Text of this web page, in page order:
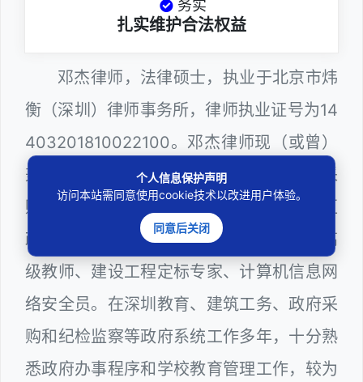
务实
扎实维护合法权益
邓杰律师，法律硕士，执业于北京市炜
衡（深圳）律师事务所，律师执业证号为14
403201810022100。邓杰律师现（或曾）
兼任深圳市人民政府听证员、深圳市政府采
购评审专家（法律类），曾担任深圳市某区
政府部门公职律师、深圳市某区公办学校高
级教师、建设工程定标专家、计算机信息网
络安全员。在深圳教育、建筑工务、政府采
购和纪检监察等政府系统工作多年，十分熟
悉政府办事程序和学校教育管理工作，较为
个人信息保护声明
访问本站需同意使用cookie技术以改进用户体验。
同意后关闭